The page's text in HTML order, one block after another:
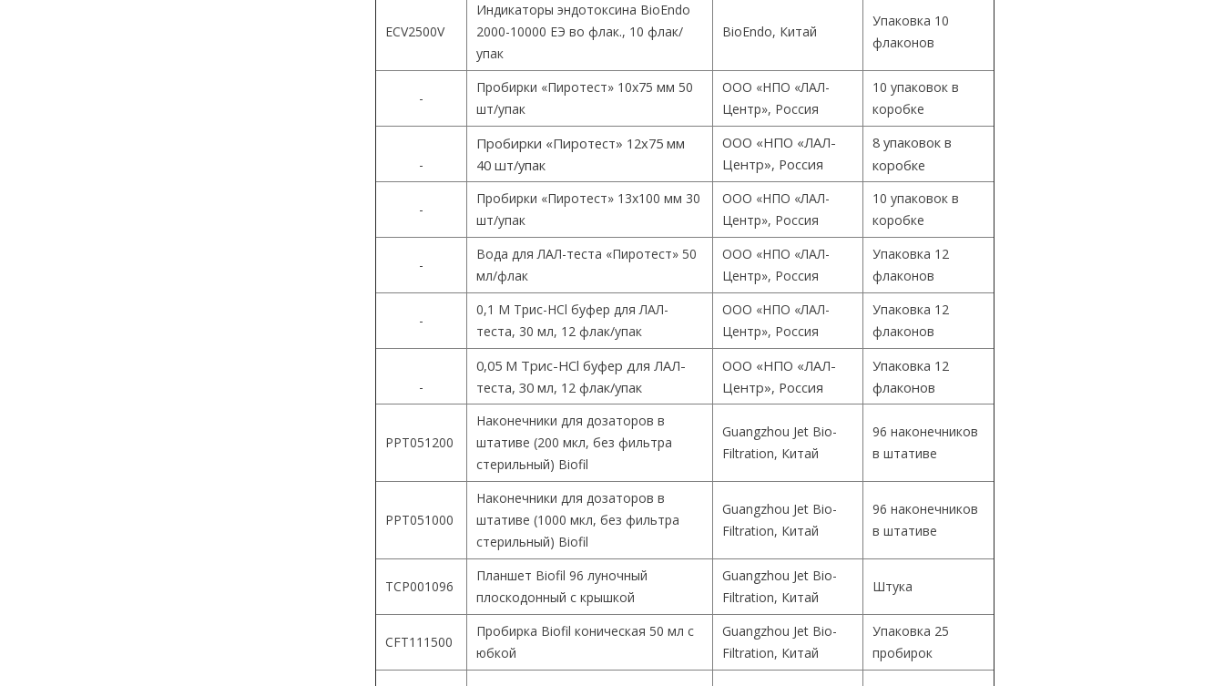
ECV2500V
Индикаторы эндотоксина BioEndo
2000-10000 ЕЭ во флак., 10 флак/
упак
BioEndo, Китай
Упаковка 10
флаконов
-
Пробирки «Пиротест» 10х75 мм 50
шт/упак
ООО «НПО «ЛАЛ-
Центр», Россия
10 упаковок в
коробке
-
Пробирки «Пиротест» 12х75 мм
40 шт/упак
ООО «НПО «ЛАЛ-
Центр», Россия
8 упаковок в
коробке
-
Пробирки «Пиротест» 13х100 мм 30
шт/упак
ООО «НПО «ЛАЛ-
Центр», Россия
10 упаковок в
коробке
-
Вода для ЛАЛ-теста «Пиротест» 50
мл/флак
ООО «НПО «ЛАЛ-
Центр», Россия
Упаковка 12
флаконов
-
0,1 М Трис-HCl буфер для ЛАЛ-
теста, 30 мл, 12 флак/упак
ООО «НПО «ЛАЛ-
Центр», Россия
Упаковка 12
флаконов
-
0,05 М Трис-HCl буфер для ЛАЛ-
теста, 30 мл, 12 флак/упак
ООО «НПО «ЛАЛ-
Центр», Россия
Упаковка 12
флаконов
PPT051200
Наконечники для дозаторов в
штативе (200 мкл, без фильтра
стерильный) Biofil
Guangzhou Jet Bio-
Filtration, Китай
96 наконечников
в штативе
PPT051000
Наконечники для дозаторов в
штативе (1000 мкл, без фильтра
стерильный) Biofil
Guangzhou Jet Bio-
Filtration, Китай
96 наконечников
в штативе
TCP001096
Планшет Biofil 96 луночный
плоскодонный с крышкой
Guangzhou Jet Bio-
Filtration, Китай
Штука
CFT111500
Пробирка Biofil коническая 50 мл с
юбкой
Guangzhou Jet Bio-
Filtration, Китай
Упаковка 25
пробирок